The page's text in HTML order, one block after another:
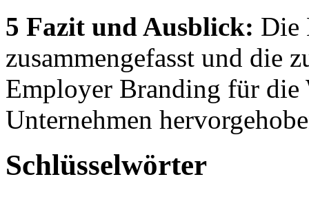
5 Fazit und Ausblick: Die
zusammengefasst und die
Employer Branding für die
Unternehmen
Schlüsselwörter